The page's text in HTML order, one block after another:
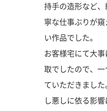
持手の造形など
寧な仕事ぶりが
い作品でした。
お客様宅にて大
取でしたので、
ていただきまし
し悪しに依る影